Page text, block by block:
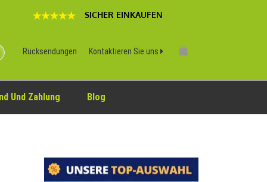
SICHER EINKAUFEN
Rücksendungen Kontaktieren Sie uns
Und Zahlung Blog